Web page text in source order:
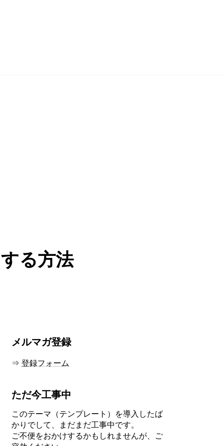
る方法
メルマガ登録
⇒登録フォーム
ただ今工事中
このテーマ（テンプレート）を導入したば
かりでして、まだまだ工事中です。
ご不便をおかけするかもしれませんが、ご